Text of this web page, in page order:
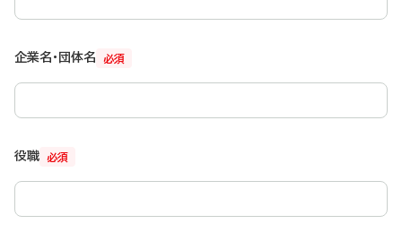
必須
企業名・団体名
必須
役職